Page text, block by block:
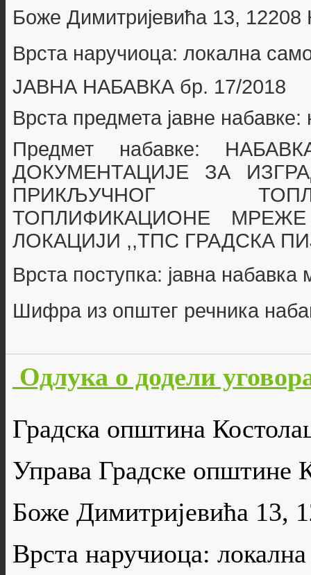
Боже Димитријевића 13, 12208
Врста наручиоца: локална
ЈАВНА НАБАВКА бр. 17/2018
Врста предмета јавне
Предмет набавке:
ДОКУМЕНТАЦИЈЕ ЗА
ПРИКЉУЧНОГ
ТОПЛИФИКАЦИОНЕ
ЛОКАЦИЈИ ,,ТПС ГРАДСКА
Врста поступка: јавна набавка
Шифра из општег речника
Одлука о додели
Градска општина
Управа Градске општине
Боже Димитријевића 13,
Врста наручиоца: